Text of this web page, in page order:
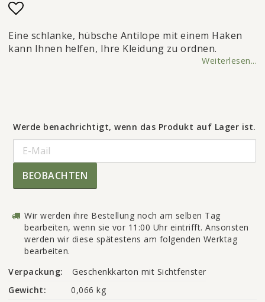
Add to list of favorites
Eine schlanke, hübsche Antilope mit einem Haken
kann Ihnen helfen, Ihre Kleidung zu ordnen.
Weiterlesen...
Werde benachrichtigt, wenn das Produkt auf Lager ist.
BEOBACHTEN
Wir werden ihre Bestellung noch am selben Tag
bearbeiten, wenn sie vor 11:00 Uhr eintrifft. Ansonsten
werden wir diese spätestens am folgenden Werktag
bearbeiten.
Verpackung:
Geschenkkarton mit Sichtfenster
Gewicht:
0,066 kg